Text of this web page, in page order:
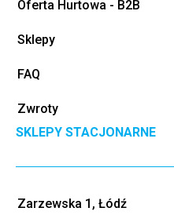
Oferta Hurtowa - B2B
Sklepy
FAQ
Zwroty
SKLEPY STACJONARNE
Zarzewska 1, Łódź